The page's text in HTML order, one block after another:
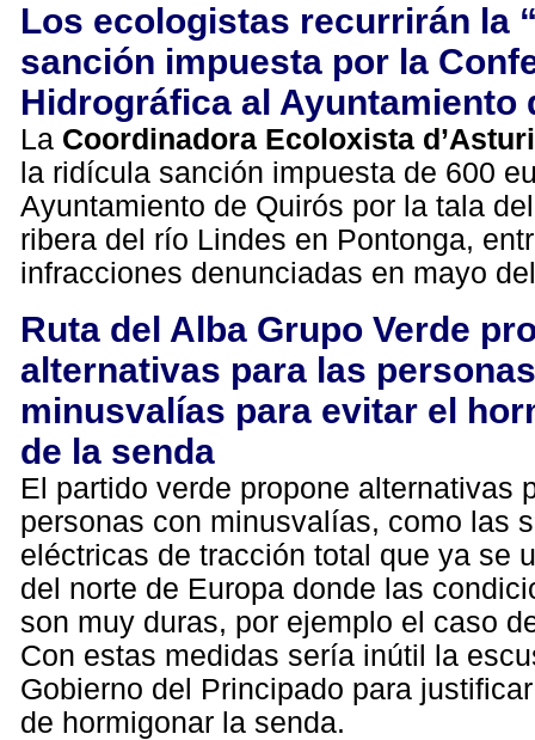
Los ecologistas recurrirán la
sanción impuesta por la
Hidrográfica al Ayuntamiento
La Coordinadora Ecoloxista
la ridícula sanción impuesta de 600
Ayuntamiento de Quirós por la tala
ribera del río Lindes en Pontonga,
infracciones denunciadas en mayo
Ruta del Alba Grupo Verde
alternativas para las
minusvalías para evitar el
de la senda
El partido verde propone alternativas
personas con minusvalías, como las
eléctricas de tracción total que ya se
del norte de Europa donde las
son muy duras, por ejemplo el caso
Con estas medidas sería inútil la
Gobierno del Principado para
de hormigonar la senda.